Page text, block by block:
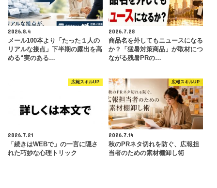
2026.8.4
メール100本より「たった１人の
リアルな接点」下半期の露出を高
める“実のある…
2026.7.28
商品名を外してもニュースになる
か？「猛暑対策商品」が取材につ
ながる残暑PRの…
広報スキルUP
2026.7.21
「続きはWEBで」の一言に隠さ
れた巧妙な心理トリック
広報スキルUP
2026.7.14
秋のPRネタ切れを防ぐ、広報担
当者のための素材棚卸し術